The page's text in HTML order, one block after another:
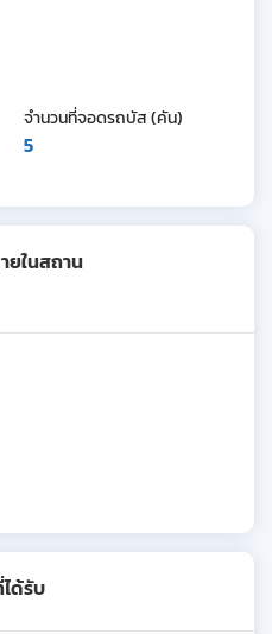
จำนวนที่จอดรถบัส (คัน)
5
ยในสถาน
ด้รับ